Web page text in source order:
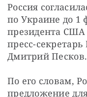
Россия
по Украине до 1
президента США
пресс-
Дмитрий Песков.
По его словам,
предложение